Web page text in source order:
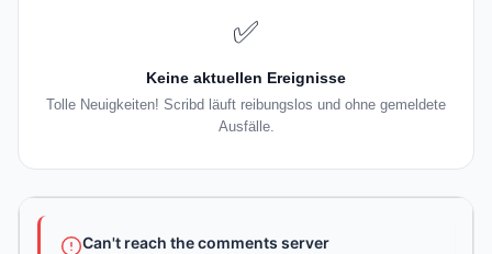
✅
Keine aktuellen Ereignisse
Tolle Neuigkeiten! Scribd läuft reibungslos und ohne gemeldete
Ausfälle.
Can't reach the comments server